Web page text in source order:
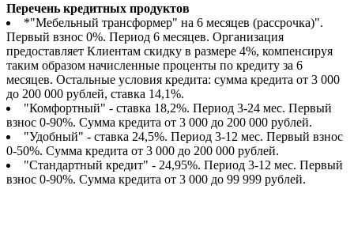
Перечень кредитных продуктов
*"Мебельный трансформер" на 6 месяцев (рассрочка)".
Первый взнос 0%. Период 6 месяцев. Организация
предоставляет Клиентам скидку в размере 4%, компенсируя
таким образом начисленные проценты по кредиту за 6
месяцев. Остальные условия кредита: сумма кредита от 3 000
до 200 000 рублей, ставка 14,1%.
"Комфортный" - ставка 18,2%. Период 3-24 мес. Первый
взнос 0-90%. Сумма кредита от 3 000 до 200 000 рублей.
"Удобный" - ставка 24,5%. Период 3-12 мес. Первый взнос
0-50%. Сумма кредита от 3 000 до 200 000 рублей.
"Стандартный кредит" - 24,95%. Период 3-12 мес. Первый
взнос 0-90%. Сумма кредита от 3 000 до 99 999 рублей.